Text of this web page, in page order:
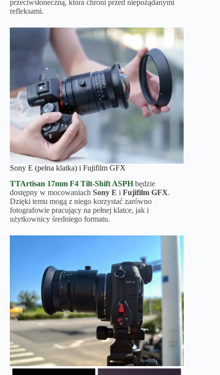
przeciwsłoneczną, która chroni przed niepożądanymi
refleksami.
Sony E (pełna klatka) i Fujifilm GFX
TTArtisan 17mm F4 Tilt-ShiftASPHbędzie
dostępny w mocowaniach Sony E i Fujifilm GFX.
Dzięki temu mogą z niego korzystać zarówno
fotografowie pracujący na pełnej klatce, jak i
użytkownicy średniego formatu.